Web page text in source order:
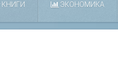
КНИГИ ЭКОНОМИКА